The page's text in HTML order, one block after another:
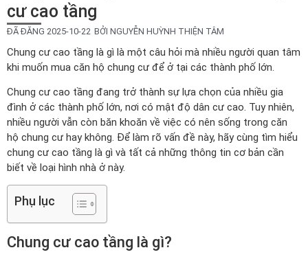
cư cao tầng
ĐÃ ĐĂNG 2025-10-22 BỞI NGUYỄN HUỲNH THIỆN TÂM
Chung cư cao tầng là gì là một câu hỏi mà nhiều người quan tâm
khi muốn mua căn hộ chung cư để ở tại các thành phố lớn.
Chung cư cao tầng đang trở thành sự lựa chọn của nhiều gia
đình ở các thành phố lớn, nơi có mật độ dân cư cao. Tuy nhiên,
nhiều người vẫn còn băn khoăn về việc có nên sống trong căn
hộ chung cư hay không. Để làm rõ vấn đề này, hãy cùng tìm hiểu
chung cư cao tầng là gì và tất cả những thông tin cơ bản cần
biết về loại hình nhà ở này.
Phụ lục
Chung cư cao tầng là gì?